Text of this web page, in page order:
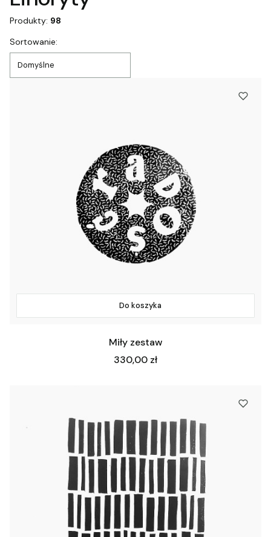
Produkty: 98
Lista produktów
Sortowanie:
Domyślne
Do koszyka
Miły zestaw
Cena
330,00 zł